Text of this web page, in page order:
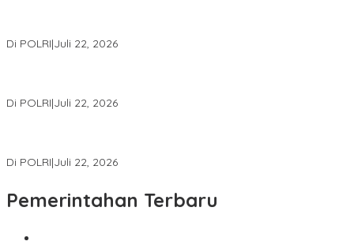
Di POLRI|Juli 22, 2026
Di POLRI|Juli 22, 2026
Di POLRI|Juli 22, 2026
Pemerintahan Terbaru